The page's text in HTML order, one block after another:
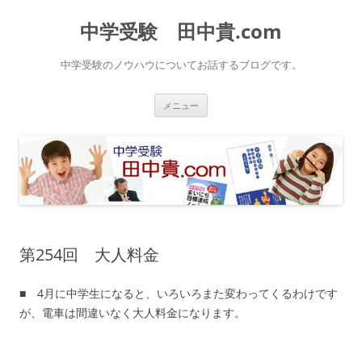
中学受験 田中貴.com
中学受験のノウハウについてお話するブログです。
メニュー
ス
キ
ッ
プ
第254回 大人料金
■ 4月に中学生になると、いろいろまた変わってくるわけです
が、電車は間違いなく大人料金になります。